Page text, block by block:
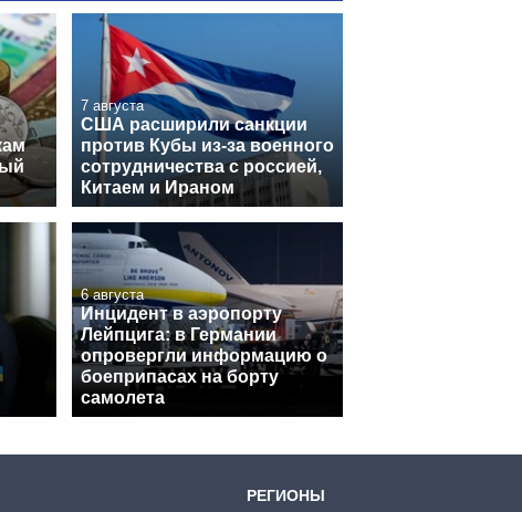
7 августа
США расширили санкции
против Кубы из-за военного
сотрудничества с россией,
Китаем и Ираном
6 августа
Инцидент в аэропорту
Лейпцига: в Германии
опровергли информацию о
боеприпасах на борту
самолета
РЕГИОНЫ